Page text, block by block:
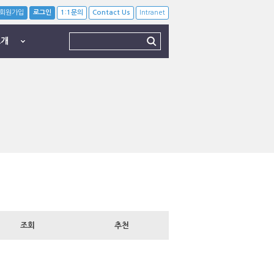
회원가입 로그인 1:1문의 Contact Us Intranet
조회 추천